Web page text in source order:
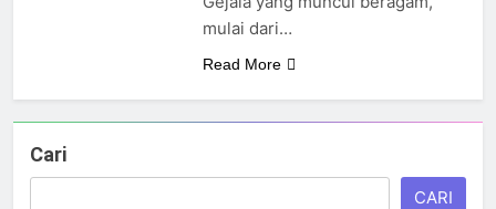
mulai dari…
Read More
Cari
CARI